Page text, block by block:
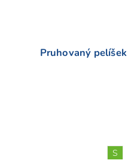
Pruhovaný
S